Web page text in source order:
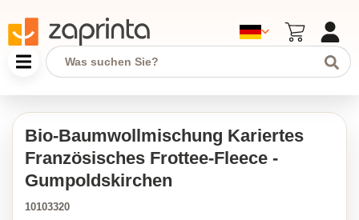
Bio-Baumwollmischung Kariertes
Französisches Frottee-Fleece -
Gumpoldskirchen
10103320